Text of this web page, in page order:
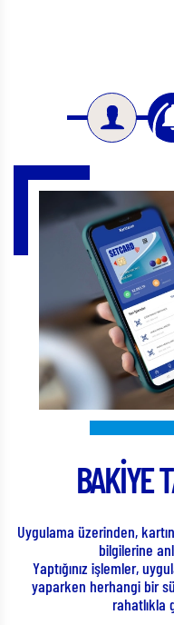
BAKİYE
Uygulama üzerinden,
bilgilerine
Yaptığınız işlemler,
yaparken herhangi bir
rahatlıkla